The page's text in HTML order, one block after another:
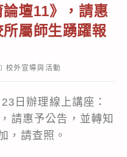
壇11》，請惠
屬師生踴躍報
校外宣導與活動
日辦理線上講座：
請惠予公告，並轉知
，請查照。